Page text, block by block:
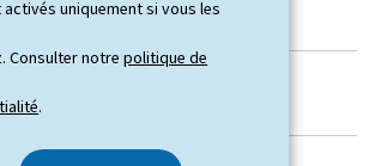
uniquement si vous les
Consulter notrepolitique de
.